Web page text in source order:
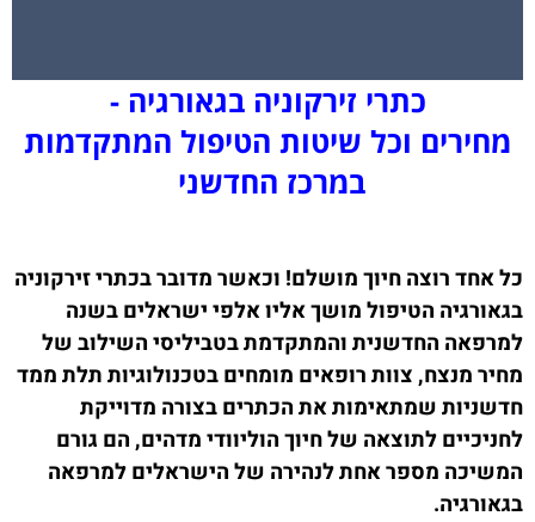
כתרי זירקוניה בגאורגיה -
מחירים וכל שיטות הטיפול המתקדמות
במרכז החדשני
כל אחד רוצה חיוך מושלם! וכאשר מדובר בכתרי זירקוניה
בגאורגיה הטיפול מושך אליו אלפי ישראלים בשנה
למרפאה החדשנית והמתקדמת בטביליסי השילוב של
מחיר מנצח, צוות רופאים מומחים בטכנולוגיות תלת ממד
חדשניות שמתאימות את הכתרים בצורה מדוייקת
לחניכיים לתוצאה של חיוך הוליוודי מדהים, הם גורם
המשיכה מספר אחת לנהירה של הישראלים למרפאה
בגאורגיה.